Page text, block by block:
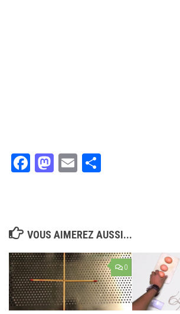
Facebook
Mastodon
Email
VOUS AIMEREZ AUSSI...
0